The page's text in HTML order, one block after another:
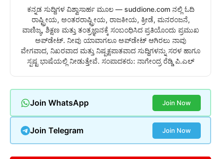
ಕನ್ನಡ ಸುದ್ದಿಗಳ ವಿಶ್ವಾಸಾರ್ಹ ಮೂಲ — suddione.com ನಲ್ಲಿ ಓದಿ
ರಾಷ್ಟ್ರೀಯ, ಅಂತರರಾಷ್ಟ್ರೀಯ, ರಾಜಕೀಯ, ಕ್ರೀಡೆ, ಮನರಂಜನೆ,
ವಾಣಿಜ್ಯ, ಶಿಕ್ಷಣ ಮತ್ತು ತಂತ್ರಜ್ಞಾನಕ್ಕೆ ಸಂಬಂಧಿಸಿದ ಪ್ರತಿಯೊಂದು ಪ್ರಮುಖ
ಅಪ್‌ಡೇಟ್. ನೀವು ಯಾವಾಗಲೂ ಅಪ್‌ಡೇಟ್ ಆಗಿರಲು ನಾವು
ವೇಗವಾದ, ನಿಖರವಾದ ಮತ್ತು ನಿಷ್ಪಕ್ಷಪಾತವಾದ ಸುದ್ದಿಗಳನ್ನು ಸರಳ ಹಾಗೂ
ಸ್ಪಷ್ಟ ಭಾಷೆಯಲ್ಲಿ ನೀಡುತ್ತೇವೆ. ಸಂಪಾದಕರು: ನಾಗೇಂದ್ರ ರೆಡ್ಡಿ ಪಿ.ಎಲ್
Join WhatsApp Join Now
Join Telegram Join Now